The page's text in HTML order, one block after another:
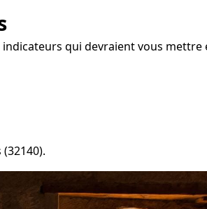
qui devraient vous mettre